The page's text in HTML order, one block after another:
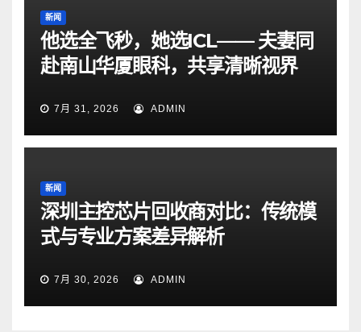
新闻
他选全飞秒，她选ICL—— 夫妻同
赴南山华厦眼科，共享清晰视界
7月 31, 2026 ADMIN
新闻
深圳主控芯片回收商对比：传统模
式与专业方案差异解析
7月 30, 2026 ADMIN